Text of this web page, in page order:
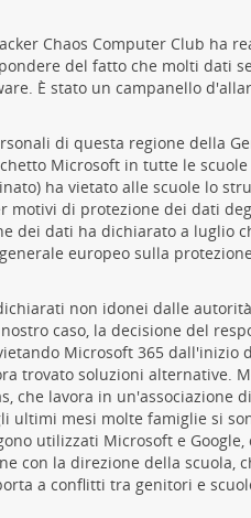
Chaos Computer Club ha
del fatto che molti dati
È stato un campanello
di questa regione della
Microsoft in tutte le
ha vietato alle scuole lo
motivi di protezione dei dati
dei dati ha dichiarato a luglio
europeo sulla
non idonei dalle
caso, la decisione del
Microsoft 365 dall'inizio
trovato soluzioni alternative.
che lavora in un'associazione
ultimi mesi molte famiglie si
utilizzati Microsoft e Google,
con la direzione della scuola,
a conflitti tra genitori e